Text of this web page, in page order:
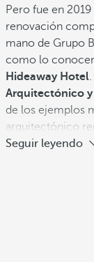
Pero fue en
renovación
mano de Grupo
como lo
Hideaway Hotel
Arquitectónico
de los ejemplos
arquitectónico
Seguir leyendo